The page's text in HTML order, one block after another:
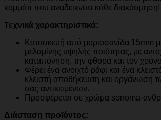
κομμάτι που αναδεικνύει κάθε διακόσμηση!
Τεχνικά χαρακτηριστικά:
Κατασκευή από μοριοσανίδα 15mm
μελαμίνης υψηλής ποιότητας, με
καταπόνηση, την φθορά και τον
Φέρει ένα ανοιχτό ράφι και ένα
κλειστή αποθήκευση και οργάνωση
σας αντικειμένων.
Προσφέρεται σε χρώμα sonoma-
Διάσταση προϊόντος: